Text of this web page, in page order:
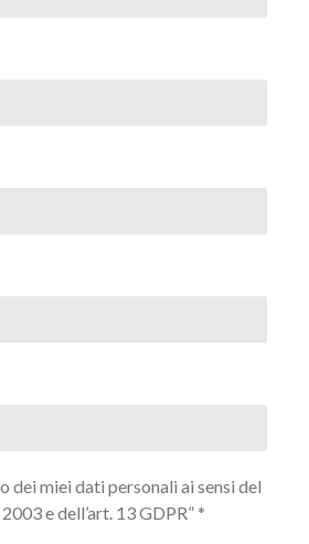
miei dati personali ai sensi del
e dell’art. 13 GDPR” *